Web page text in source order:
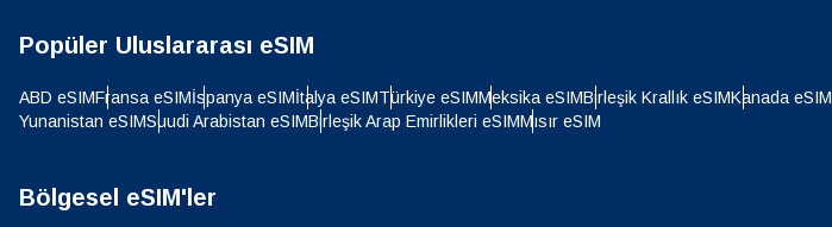
Popüler Uluslararası eSIM
ABD eSIMFransa eSIMİspanya eSIMİtalya eSIMTürkiye eSIMMeksika eSIMBirleşik Krallık eSIMKanada eSIM
Yunanistan eSIMSuudi Arabistan eSIMBirleşik Arap Emirlikleri eSIMMısır eSIM
Bölgesel eSIM'ler
HKD - Hong Kong Doları